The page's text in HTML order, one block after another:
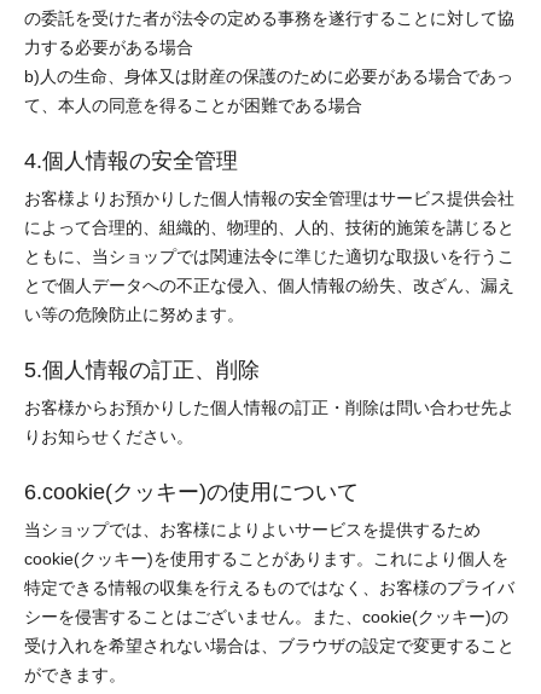
の委託を受けた者が法令の定める事務を遂行することに対して協
力する必要がある場合
b)人の生命、身体又は財産の保護のために必要がある場合であっ
て、本人の同意を得ることが困難である場合
4.個人情報の安全管理
お客様よりお預かりした個人情報の安全管理はサービス提供会社
によって合理的、組織的、物理的、人的、技術的施策を講じると
ともに、当ショップでは関連法令に準じた適切な取扱いを行うこ
とで個人データへの不正な侵入、個人情報の紛失、改ざん、漏え
い等の危険防止に努めます。
5.個人情報の訂正、削除
お客様からお預かりした個人情報の訂正・削除は問い合わせ先よ
りお知らせください。
6.cookie(クッキー)の使用について
当ショップでは、お客様によりよいサービスを提供するため
cookie(クッキー)を使用することがあります。これにより個人を
特定できる情報の収集を行えるものではなく、お客様のプライバ
シーを侵害することはございません。また、cookie(クッキー)の
受け入れを希望されない場合は、ブラウザの設定で変更すること
ができます。